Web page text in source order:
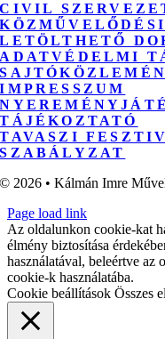
CIVIL
LETÖLTHETŐ
ADATVÉDELMI
IMPRESSZUM
TÁJÉKOZTATÓ
TAVASZI
SZABÁLYZAT
© 2026 • Kálmán Imre
Page load link
Az oldalunkon cookie-kat
élmény biztosítása
használatával, beleértve az
cookie-k használatába.
Cookie beállítások Összes